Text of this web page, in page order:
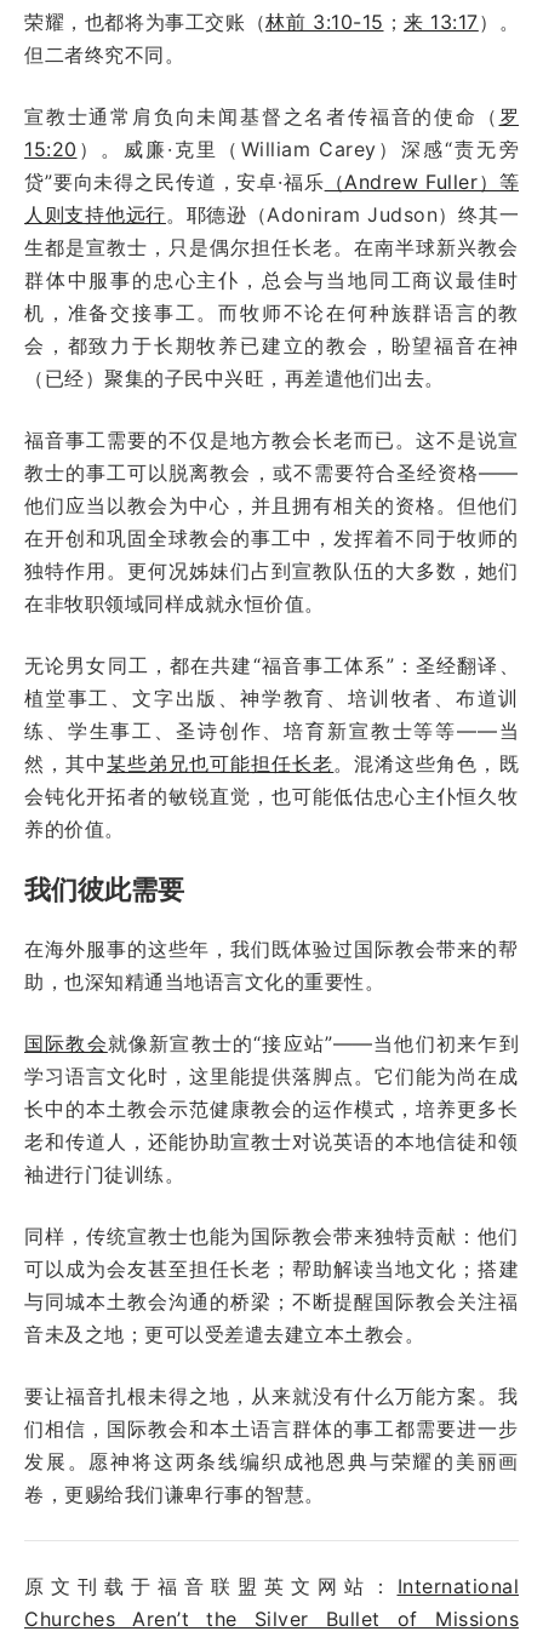
荣耀，也都将为事工交账（林前 3:10-15 ；来 13:17）。
但二者终究不同。
宣教士通常肩负向未闻基督之名者传福音的使命（ 罗
15:20 ）。威廉·克里（William Carey）深感“责无旁
贷”要向未得之民传道，安卓·福乐 （Andrew Fuller）等
人则支持他远行。耶德逊（Adoniram Judson）终其一
生都是宣教士，只是偶尔担任长老。在南半球新兴教会
群体中服事的忠心主仆，总会与当地同工商议最佳时
机，准备交接事工。而牧师不论在何种族群语言的教
会，都致力于长期牧养已建立的教会，盼望福音在神
（已经）聚集的子民中兴旺，再差遣他们出去。
福音事工需要的不仅是地方教会长老而已。这不是说宣
教士的事工可以脱离教会，或不需要符合圣经资格——
他们应当以教会为中心，并且拥有相关的资格。但他们
在开创和巩固全球教会的事工中，发挥着不同于牧师的
独特作用。更何况姊妹们占到宣教队伍的大多数，她们
在非牧职领域同样成就永恒价值。
无论男女同工，都在共建“福音事工体系”：圣经翻译、
植堂事工、文字出版、神学教育、培训牧者、布道训
练、学生事工、圣诗创作、培育新宣教士等等——当
然，其中某些弟兄也可能担任长老。混淆这些角色，既
会钝化开拓者的敏锐直觉，也可能低估忠心主仆恒久牧
养的价值。
我们彼此需要
在海外服事的这些年，我们既体验过国际教会带来的帮
助，也深知精通当地语言文化的重要性。
国际教会就像新宣教士的“接应站”——当他们初来乍到
学习语言文化时，这里能提供落脚点。它们能为尚在成
长中的本土教会示范健康教会的运作模式，培养更多长
老和传道人，还能协助宣教士对说英语的本地信徒和领
袖进行门徒训练。
同样，传统宣教士也能为国际教会带来独特贡献：他们
可以成为会友甚至担任长老；帮助解读当地文化；搭建
与同城本土教会沟通的桥梁；不断提醒国际教会关注福
音未及之地；更可以受差遣去建立本土教会。
要让福音扎根未得之地，从来就没有什么万能方案。我
们相信，国际教会和本土语言群体的事工都需要进一步
发展。愿神将这两条线编织成祂恩典与荣耀的美丽画
卷，更赐给我们谦卑行事的智慧。
原文刊载于福音联盟英文网站： International
Churches Aren’t the Silver Bullet of Missions